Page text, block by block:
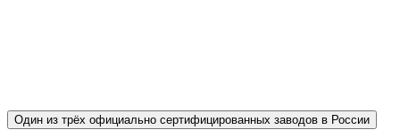
Один из трёх официально сертифицированных заводов в России